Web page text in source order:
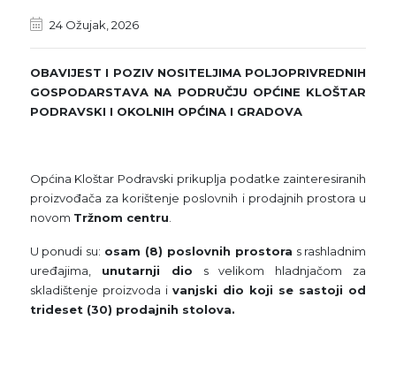
24 Ožujak, 2026
OBAVIJEST I POZIV NOSITELJIMA POLJOPRIVREDNIH
GOSPODARSTAVA NA PODRUČJU OPĆINE KLOŠTAR
PODRAVSKI I OKOLNIH OPĆINA I GRADOVA
Općina Kloštar Podravski prikuplja podatke zainteresiranih
proizvođača za korištenje poslovnih i prodajnih prostora u
novom Tržnom centru
U ponudi su: osam (8) poslovnih prostora s rashladnim
uređajima, unutarnji dio s velikom hladnjačom za
skladištenje proizvoda i vanjski dio koji se sastoji od
trideset (30) prodajnih stolova.